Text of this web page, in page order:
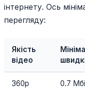
інтернету. Ось
перегляду:
Якість
відео
360p
0.7